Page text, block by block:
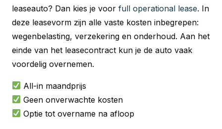
leaseauto? Dan kies je voor full operational lease. In
deze leasevorm zijn alle vaste kosten inbegrepen:
wegenbelasting, verzekering en onderhoud. Aan het
einde van het leasecontract kun je de auto vaak
voordelig overnemen.
All-in maandprijs
Geen onverwachte kosten
Optie tot overname na afloop